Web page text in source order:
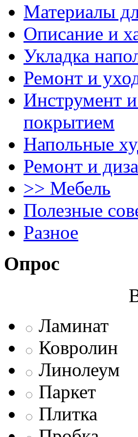
Материалы
Описание и
Укладка
Ремонт и
Инструмент
покрытием
Напольные
Ремонт и
>> Мебель
Полезные
Разное
Опрос
Ламинат
Ковролин
Линолеум
Паркет
Плитка